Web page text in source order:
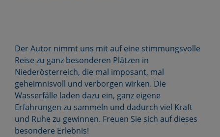
Der Autor nimmt uns mit auf eine stimmungsvolle
Reise zu ganz besonderen Plätzen in
Niederösterreich, die mal imposant, mal
geheimnisvoll und verborgen wirken. Die
Wasserfälle laden dazu ein, ganz eigene
Erfahrungen zu sammeln und dadurch viel Kraft
und Ruhe zu gewinnen. Freuen Sie sich auf dieses
besondere Erlebnis!